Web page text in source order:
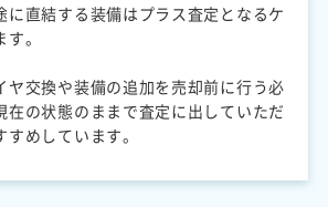
に直結する装備はプラス査定となるケ
。
ヤ交換や装備の追加を売却前に行う必
在の状態のままで査定に出していただ
すめしています。